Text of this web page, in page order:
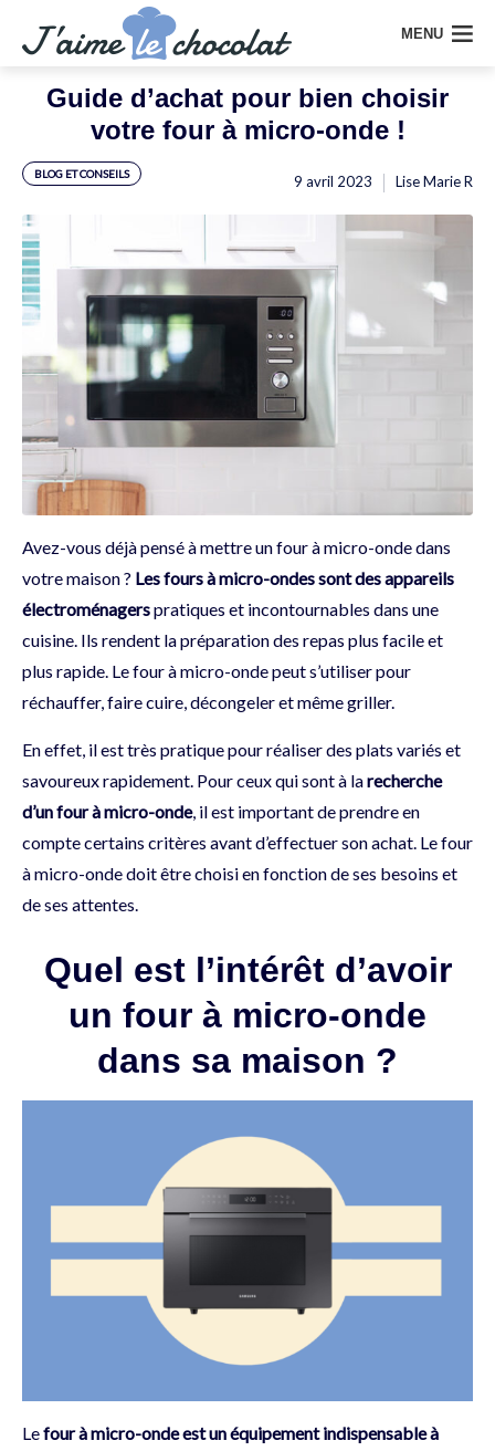
MENU
Guide d’achat pour bien choisir
votre four à micro-onde !
BLOG ET CONSEILS 9 avril 2023 Lise Marie R
Avez-vous déjà pensé à mettre un four à micro-onde dans
votre maison ? Les fours à micro-ondes sont des appareils
électroménagerspratiques et incontournables dans une
cuisine. Ils rendent la préparation des repas plus facile et
plus rapide. Le four à micro-onde peut s’utiliser pour
réchauffer, faire cuire, décongeler et même griller.
En effet, il est très pratique pour réaliser des plats variés et
savoureux rapidement. Pour ceux qui sont à larecherche
d’un four à micro-onde, il est important de prendre en
compte certains critères avant d’effectuer son achat. Le four
à micro-onde doit être choisi en fonction de ses besoins et
de ses attentes.
Quel est l’intérêt d’avoir
un four à micro-onde
dans sa maison ?
Lefour à micro-onde est un équipement indispensable à